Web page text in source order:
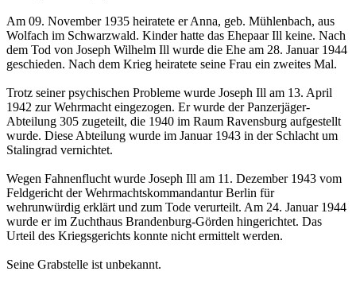
Am 09. November 1935 heiratete er Anna, geb. Mühlen­bach, aus
Wolfach im Schwarzwald. Kinder hatte das Ehepaar Ill keine. Nach
dem Tod von Joseph Wilhelm Ill wurde die Ehe am 28. Januar 1944
geschieden. Nach dem Krieg heiratete seine Frau ein zweites Mal.
Trotz seiner psychischen Probleme wurde Joseph Ill am 13. April
1942 zur Wehrmacht eingezogen. Er wurde der Panzerjäger-
Abteilung 305 zugeteilt, die 1940 im Raum Ravensburg aufgestellt
wurde. Diese Abteilung wurde im Januar 1943 in der Schlacht um
Stalingrad vernichtet.
Wegen Fahnenflucht wurde Joseph Ill am 11. Dezember 1943 vom
Feldgericht der Wehrmachtskommandantur Berlin für
wehrunwürdig erklärt und zum Tode verurteilt. Am 24. Januar 1944
wurde er im Zuchthaus Branden­burg-Görden hingerichtet. Das
Urteil des Kriegsgerichts konnte nicht ermittelt werden.
Seine Grabstelle ist unbekannt.